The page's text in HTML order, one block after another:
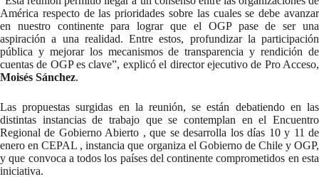
América respecto de las prioridades sobre las cuales se debe avanzar
en nuestro continente para lograr que el OGP pase de ser una
aspiración a una realidad. Entre estos, profundizar la participación
pública y mejorar los mecanismos de transparencia y rendición de
cuentas de OGP es clave”, explicó el director ejecutivo de Pro Acceso,
Moisés Sánchez.
Las propuestas surgidas en la reunión, se están debatiendo en las
distintas instancias de trabajo que se contemplan en el Encuentro
Regional de Gobierno Abierto , que se desarrolla los días 10 y 11 de
enero en CEPAL , instancia que organiza el Gobierno de Chile y OGP,
y que convoca a todos los países del continente comprometidos en esta
iniciativa.